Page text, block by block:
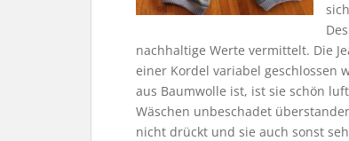
nachhaltige Werte vermittelt. Die
einer Kordel variabel geschlossen
aus Baumwolle ist, ist sie schön
Wäschen unbeschadet
nicht drückt und sie auch sonst